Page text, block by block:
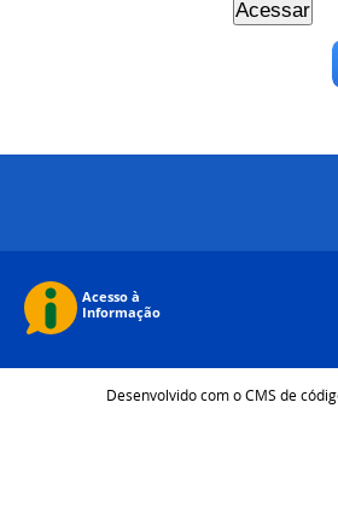
Desenvolvido com o CMS de